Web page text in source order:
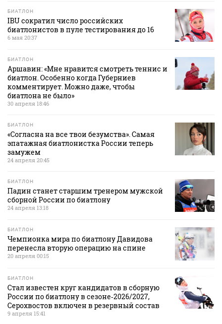
БИАТЛОН
IBU сократил число российских
биатлонистов в пуле тестирования до 16
6 мая 20:37
БИАТЛОН
Аршавин: «Мне нравится смотреть теннис и
биатлон. Особенно когда Губерниев
комментирует. Можно даже, чтобы
биатлона не было»
30 апреля 18:46
БИАТЛОН
«Согласна на все твои безумства». Самая
эпатажная биатлонистка России теперь
замужем
24 апреля 20:45
БИАТЛОН
Падин станет старшим тренером мужской
сборной России по биатлону
24 апреля 13:18
БИАТЛОН
Чемпионка мира по биатлону Давидова
перенесла вторую операцию на спине
20 апреля 00:15
БИАТЛОН
Стал известен круг кандидатов в сборную
России по биатлону в сезоне‑2026/2027,
Серохвостов включен в резервный состав
9 апреля 15:41